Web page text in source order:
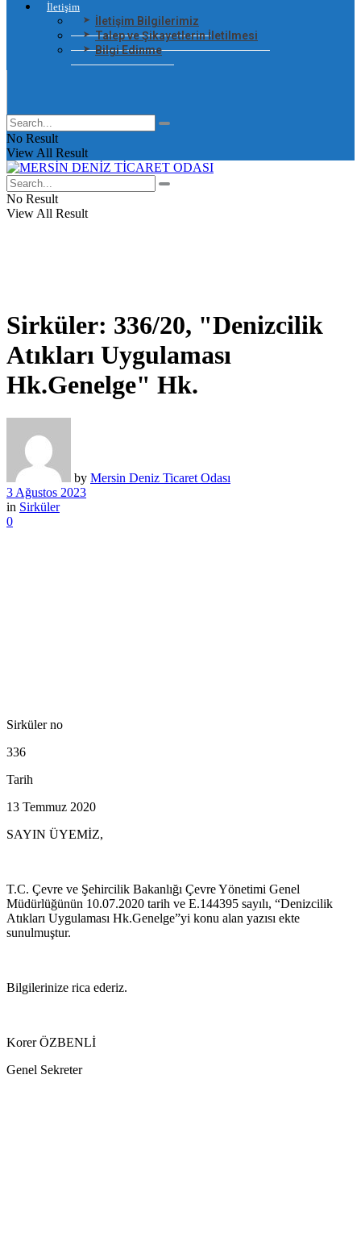
İletişim
İletişim Bilgilerimiz
Talep ve Şikayetlerin İletilmesi
Bilgi Edinme
No Result
View All Result
No Result
View All Result
Sirküler: 336/20, "Denizcilik
Atıkları Uygulaması
Hk.Genelge" Hk.
by Mersin Deniz Ticaret Odası
3 Ağustos 2023
in Sirküler
0
Sirküler no
336
Tarih
13 Temmuz 2020
SAYIN ÜYEMİZ,
T.C. Çevre ve Şehircilik Bakanlığı Çevre Yönetimi Genel
Müdürlüğünün 10.07.2020 tarih ve E.144395 sayılı, “Denizcilik
Atıkları Uygulaması Hk.Genelge”yi konu alan yazısı ekte
sunulmuştur.
Bilgilerinize rica ederiz.
Korer ÖZBENLİ
Genel Sekreter